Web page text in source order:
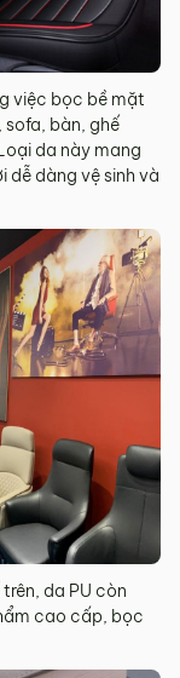
việc bọc bề mặt
sofa, bàn, ghế
da này mang
dễ dàng vệ sinh và
da PU còn
cao cấp, bọc